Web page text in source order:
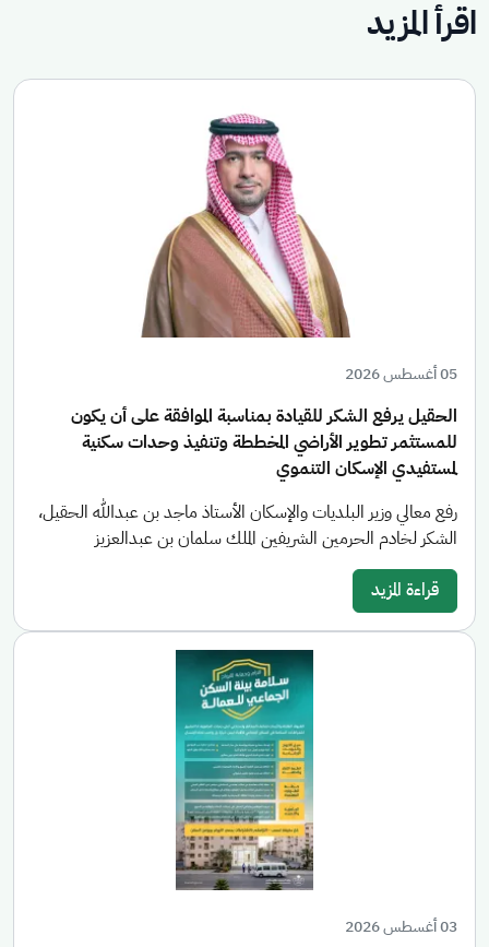
اقرأ المزيد
05 أغسطس 2026
الحقيل يرفع الشكر للقيادة بمناسبة الموافقة على أن يكون
للمستثمر تطوير الأراضي المخططة وتنفيذ وحدات سكنية
لمستفيدي الإسكان التنموي
رفع معالي وزير البلديات والإسكان الأستاذ ماجد بن عبدالله الحقيل،
الشكر لخادم الحرمين الشريفين الملك سلمان بن عبدالعزيز
قراءة المزيد
03 أغسطس 2026